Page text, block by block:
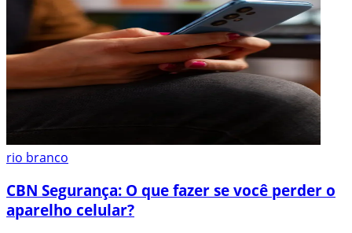
rio branco
CBN Segurança: O que fazer se você perder o
aparelho celular?